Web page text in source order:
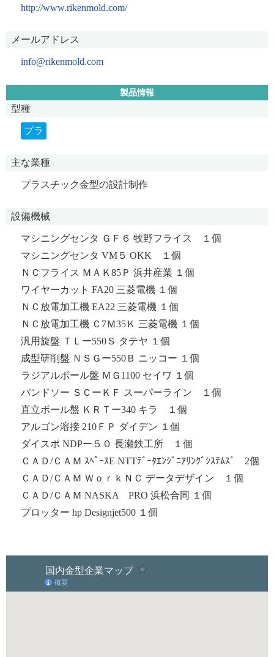
http://www.rikenmold.com/
メールアドレス
info@rikenmold.com
製品情報
型種
プラ
主な業種
プラスチック金型の設計制作
設備機械
マシニングセンタ ＧＦ６ 牧野フライス １個
マシニングセンタ VM５ OKK １個
ＮＣフライス ＭＡＫ85Ｐ 浜井産業 １個
ワイヤーカット FA20 三菱電機 １個
ＮＣ放電加工機 EA22 三菱電機 １個
ＮＣ放電加工機 Ｃ7Ｍ35Ｋ 三菱電機 １個
汎用旋盤 ＴＬー550Ｓ タテヤ １個
成型研削盤 ＮＳＧー550Ｂ ニッコー １個
ラジアルボール盤 ＭＧ1100 セイワ １個
バンドソー ＳＣーＫＦ スーパーライン １個
直立ボール盤 ＫＲＴー340 キラ １個
アルゴン溶接 210ＦＰ ダイデン １個
ダイスポ NDPー５０ 長瀬鉄工所 １個
ＣＡＤ/ＣＡＭ ｽﾍﾟｰｽE NTTﾃﾞｰﾀｴﾝｼﾞﾆｱﾘﾝｸﾞｼｽﾃﾑｽﾞ 2個
ＣＡＤ/ＣＡＭ ＷｏｒｋＮＣ データデザイン １個
ＣＡＤ/ＣＡＭ NASKA PRO 浜松合同 １個
プロッター hp Designjet500 １個